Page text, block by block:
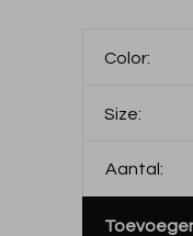
Color:
Size:
Aantal: